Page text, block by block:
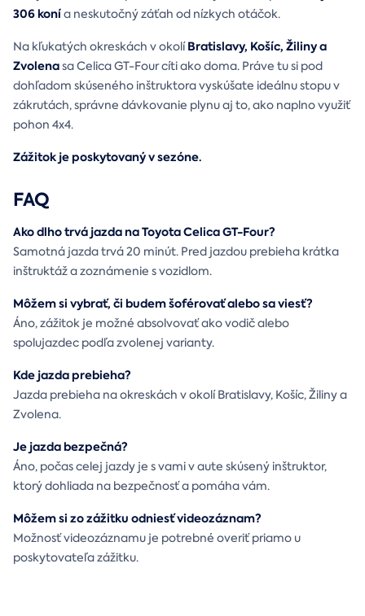
306 konía neskutočný záťah od nízkych otáčok.
Na kľukatých okreskách v okolíBratislavy, Košíc, Žiliny a
Zvolenasa Celica GT-Four cíti ako doma. Práve tu si pod
dohľadom skúseného inštruktora vyskúšate ideálnu stopu v
zákrutách, správne dávkovanie plynu aj to, ako naplno využiť
pohon 4x4.
Zážitok je poskytovaný v sezóne.
FAQ
Ako dlho trvá jazda na Toyota Celica GT-Four?
Samotná jazda trvá 20 minút. Pred jazdou prebieha krátka
inštruktáž a zoznámenie s vozidlom.
Môžem si vybrať, či budem šoférovať alebo sa viesť?
Áno, zážitok je možné absolvovať ako vodič alebo
spolujazdec podľa zvolenej varianty.
Kde jazda prebieha?
Jazda prebieha na okreskách v okolí Bratislavy, Košíc, Žiliny a
Zvolena.
Je jazda bezpečná?
Áno, počas celej jazdy je s vami v aute skúsený inštruktor,
ktorý dohliada na bezpečnosť a pomáha vám.
Môžem si zo zážitku odniesť videozáznam?
Možnosť videozáznamu je potrebné overiť priamo u
poskytovateľa zážitku.